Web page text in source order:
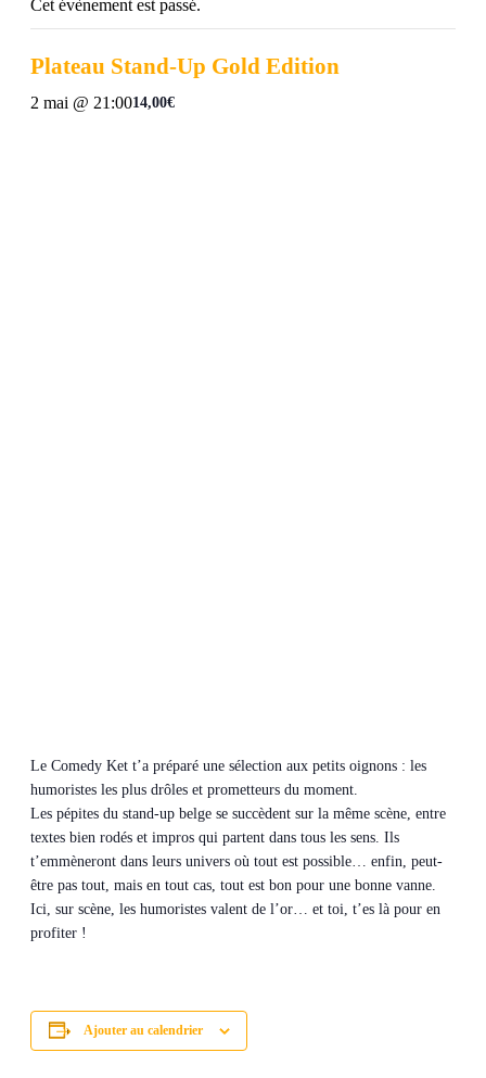
Cet évènement est passé.
Plateau Stand-Up Gold Edition
2 mai @ 21:0014,00€
Le Comedy Ket t’a préparé une sélection aux petits oignons : les
humoristes les plus drôles et prometteurs du moment.
Les pépites du stand-up belge se succèdent sur la même scène, entre
textes bien rodés et impros qui partent dans tous les sens. Ils
t’emmèneront dans leurs univers où tout est possible… enfin, peut-
être pas tout, mais en tout cas, tout est bon pour une bonne vanne.
Ici, sur scène, les humoristes valent de l’or… et toi, t’es là pour en
profiter !
Ajouter au calendrier